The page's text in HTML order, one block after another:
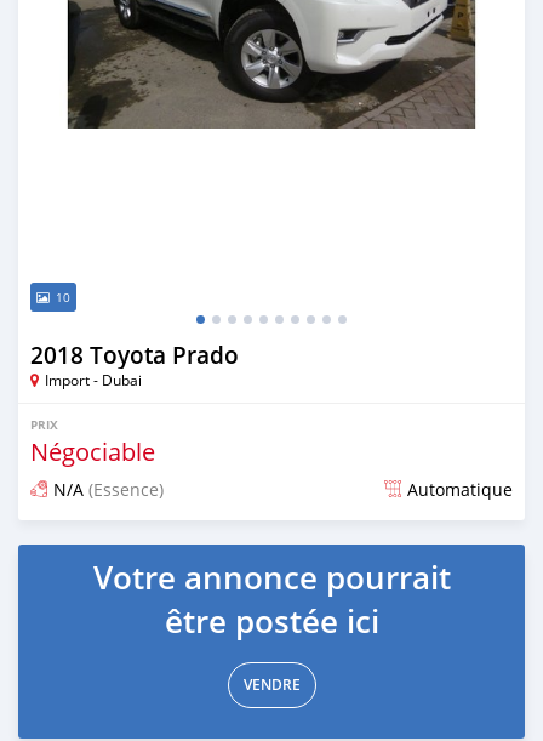
10
2018 Toyota Prado
Import - Dubai
PRIX
Négociable
N/A (Essence) Automatique
Publié il y a environ 7 ans
Votre annonce pourrait
être postée ici
VENDRE